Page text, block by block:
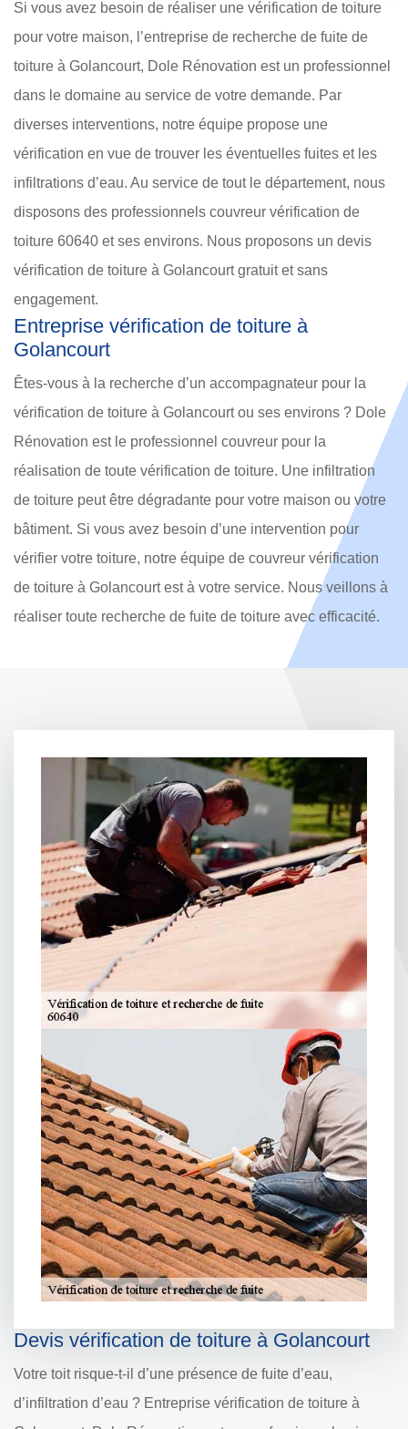
Si vous avez besoin de réaliser une vérification de toiture
pour votre maison, l’entreprise de recherche de fuite de
toiture à Golancourt, Dole Rénovation est un professionnel
dans le domaine au service de votre demande. Par
diverses interventions, notre équipe propose une
vérification en vue de trouver les éventuelles fuites et les
infiltrations d’eau. Au service de tout le département, nous
disposons des professionnels couvreur vérification de
toiture 60640 et ses environs. Nous proposons un devis
vérification de toiture à Golancourt gratuit et sans
engagement.
Entreprise vérification de toiture à
Golancourt
Êtes-vous à la recherche d’un accompagnateur pour la
vérification de toiture à Golancourt ou ses environs ? Dole
Rénovation est le professionnel couvreur pour la
réalisation de toute vérification de toiture. Une infiltration
de toiture peut être dégradante pour votre maison ou votre
bâtiment. Si vous avez besoin d’une intervention pour
vérifier votre toiture, notre équipe de couvreur vérification
de toiture à Golancourt est à votre service. Nous veillons à
réaliser toute recherche de fuite de toiture avec efficacité.
Devis vérification de toiture à Golancourt
Votre toit risque-t-il d’une présence de fuite d’eau,
d’infiltration d’eau ? Entreprise vérification de toiture à